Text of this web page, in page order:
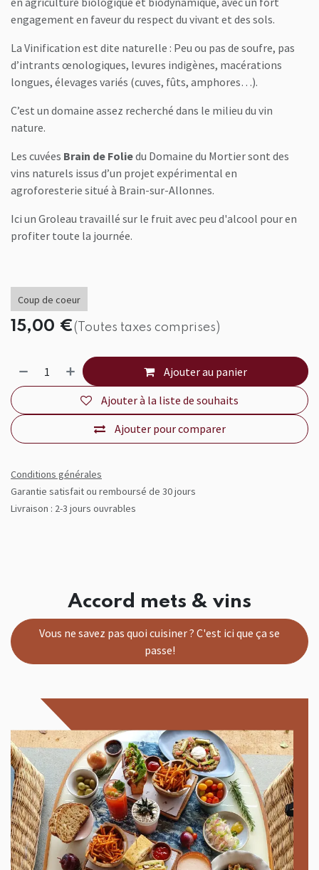
engagement en faveur du respect du vivant et des sols.
La Vinification est dite naturelle : Peu ou pas de soufre, pas
d’intrants œnologiques, levures indigènes, macérations
longues, élevages variés (cuves, fûts, amphores…).
C’est un domaine assez recherché dans le milieu du vin
nature.
Les cuvées Brain de Foliedu Domaine du Mortier sont des
vins naturels issus d’un projet expérimental en
agroforesterie situé à Brain-sur-Allonnes.
Ici un Groleau travaillé sur le fruit avec peu d'alcool pour en
profiter toute la journée.
Coup de coeur
15,00 €(Toutes taxes comprises)
Ajouter au panier
Ajouter pour comparer
Ajouter à la liste de souhaits
Conditions générales
Garantie satisfait ou remboursé de 30 jours
Livraison : 2-3 jours ouvrables
Accord mets & vins
Vous ne savez pas quoi cuisiner ? C'est ici que ça se
passe!